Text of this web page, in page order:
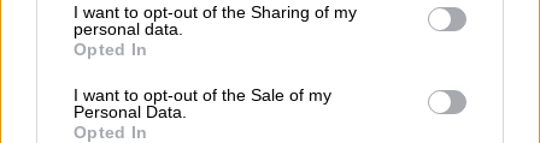
not limited to your visit or usage behaviour. You may click to
grant or deny consent to Google and its third-party tags to
use your data for below specified purposes in below Google
consent section.
I want to opt-out of the Sharing of my
personal data.
Opted In
I want to opt-out of the Sale of my
Personal Data.
Opted In